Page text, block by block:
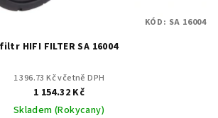
filtr HIFI FILTER SA 16004
1 396.73 Kč včetně DPH
1 154.32 Kč
Skladem (Rokycany)
KÓD: SA 16004